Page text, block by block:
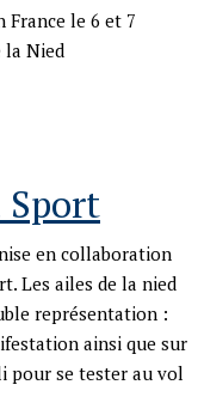
France le 6 et 7
la Nied
Sport
en collaboration
Les ailes de la nied
représentation :
ainsi que sur
pour se tester au vol